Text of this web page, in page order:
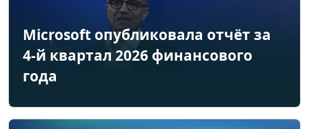
Microsoft опубликовала отчёт за
4-й квартал 2026 финансового
года